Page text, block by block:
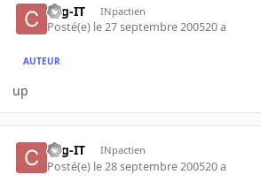
cog-IT INpactien
Posté(e) le 27 septembre 200520 a
AUTEUR
up
cog-IT INpactien
Posté(e) le 28 septembre 200520 a